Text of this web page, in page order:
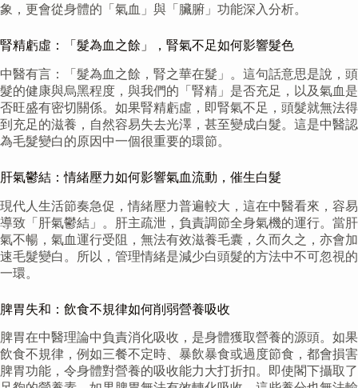
象，更會從身體的「氣血」與「臟腑」功能深入分析。
腎精虧虛：「髮為血之餘」，腎氣不足如何影響髮色
中醫有言：「髮為血之餘，腎之華在髮」。這句話意思是說，頭
髮的健康與烏黑程度，與我們的「腎精」是否充足，以及氣血是
否旺盛有密切關係。如果腎精虧虛，即腎氣不足，頭髮就無法得
到充足的滋養，自然容易失去光澤，甚至變成白髮。這是中醫認
為毛髮變白的原因中一個很重要的環節。
肝氣鬱結：情緒壓力如何影響氣血流動，催生白髮
現代人生活節奏急促，情緒壓力普遍較大，這在中醫看來，容易
導致「肝氣鬱結」。肝主疏泄，負責調節全身氣機的運行。當肝
氣不暢，氣血運行受阻，無法有效滋養毛囊，久而久之，亦會加
速毛髮變白。所以，管理情緒是減少白頭髮的方法中不可忽視的
一環。
脾胃失和：飲食不規律如何削弱營養吸收
脾胃在中醫理論中負責消化吸收，是身體獲取營養的源頭。如果
飲食不規律，例如三餐不定時、暴飲暴食或過度節食，都會損害
脾胃功能，令身體對營養的吸收能力大打折扣。即使閣下攝取了